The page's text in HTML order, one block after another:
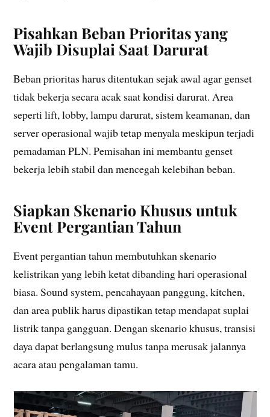
Pisahkan Beban Prioritas yang
Wajib Disuplai Saat Darurat
Beban prioritas harus ditentukan sejak awal agar genset
tidak bekerja secara acak saat kondisi darurat. Area
seperti lift, lobby, lampu darurat, sistem keamanan, dan
server operasional wajib tetap menyala meskipun terjadi
pemadaman PLN. Pemisahan ini membantu genset
bekerja lebih stabil dan mencegah kelebihan beban.
Siapkan Skenario Khusus untuk
Event Pergantian Tahun
Event pergantian tahun membutuhkan skenario
kelistrikan yang lebih ketat dibanding hari operasional
biasa. Sound system, pencahayaan panggung, kitchen,
dan area publik harus dipastikan tetap mendapat suplai
listrik tanpa gangguan. Dengan skenario khusus, transisi
daya dapat berlangsung mulus tanpa merusak jalannya
acara atau pengalaman tamu.